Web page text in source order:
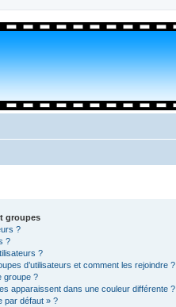
groupes
?
?
?
d’utilisateurs et comment les rejoindre ?
groupe ?
apparaissent dans une couleur différente ?
par défaut » ?